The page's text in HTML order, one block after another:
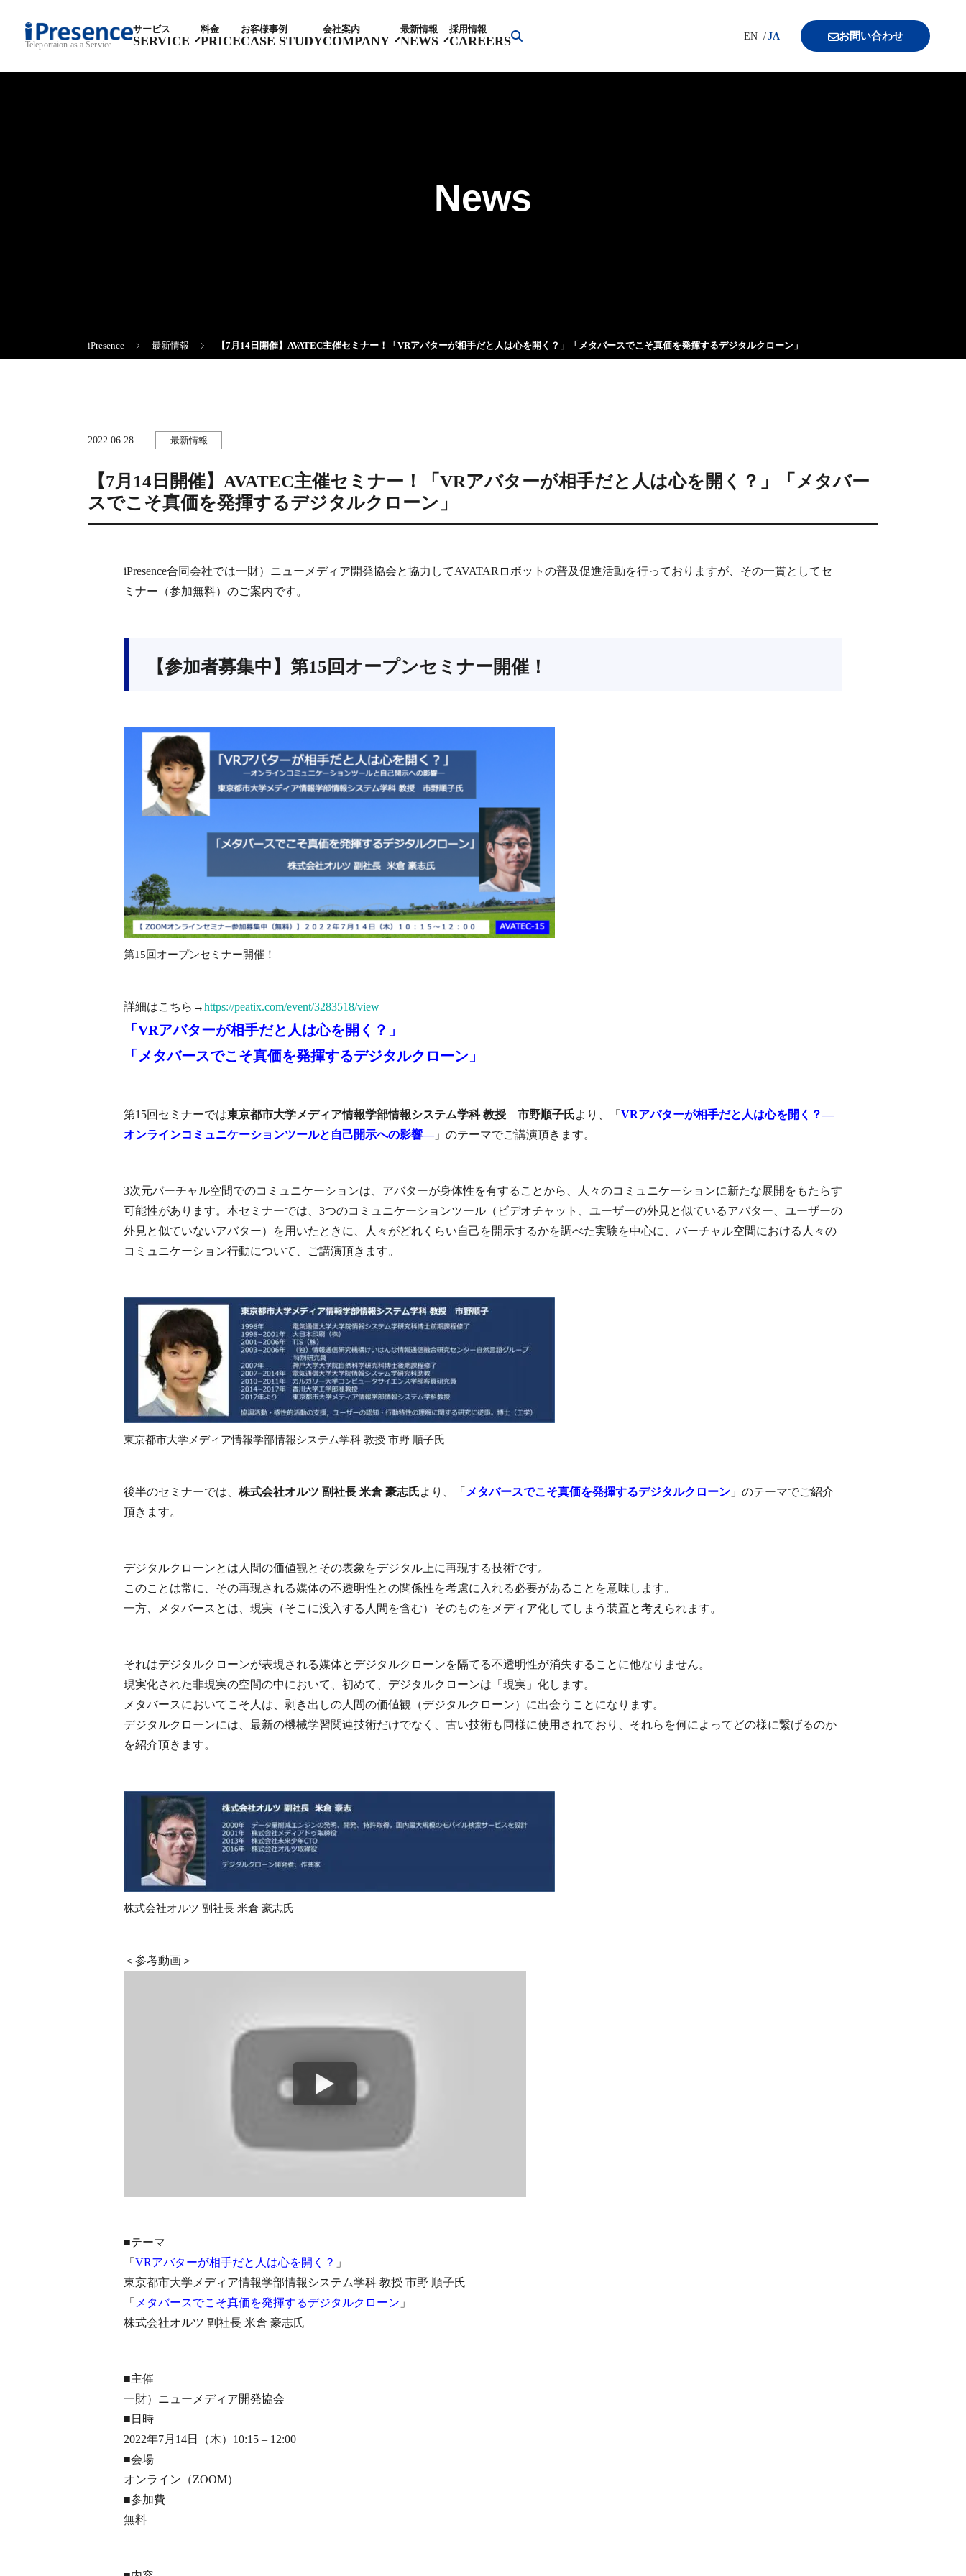
Teleportaion as a Service
サービス
SERVICE
料金
PRICE
お客様事例
CASE STUDY
会社案内
COMPANY
最新情報
NEWS
採用情報
CAREERS EN JA お問い合わせ
News
iPresence 最新情報 【7月14日開催】AVATEC主催セミナー！「VRアバターが相手だと人は心を開く？」「メタバースでこそ真価を発揮するデジタルクローン」
2022.06.28 最新情報
【7月14日開催】AVATEC主催セミナー！「VRアバターが相手だと人は心を開く？」「メタバー
スでこそ真価を発揮するデジタルクローン」
iPresence合同会社では一財）ニューメディア開発協会と協力してAVATARロボットの普及促進活動を行っておりますが、その一貫としてセ
ミナー（参加無料）のご案内です。
【参加者募集中】第15回オープンセミナー開催！
第15回オープンセミナー開催！
詳細はこちら→https://peatix.com/event/3283518/view
「VRアバターが相手だと人は心を開く？」
「メタバースでこそ真価を発揮するデジタルクローン」
第15回セミナーでは東京都市大学メディア情報学部情報システム学科 教授 市野順子氏より、「 VRアバターが相手だと人は心を開く？―
オンラインコミュニケーションツールと自己開示への影響―」のテーマでご講演頂きます。
3次元バーチャル空間でのコミュニケーションは、アバターが身体性を有することから、人々のコミュニケーションに新たな展開をもたらす
可能性があります。本セミナーでは、3つのコミュニケーションツール（ビデオチャット、ユーザーの外見と似ているアバター、ユーザーの
外見と似ていないアバター）を用いたときに、人々がどれくらい自己を開示するかを調べた実験を中心に、バーチャル空間における人々の
コミュニケーション行動について、ご講演頂きます。
東京都市大学メディア情報学部情報システム学科 教授 市野 順子氏
後半のセミナーでは、 株式会社オルツ 副社長 米倉 豪志氏より、「 メタバースでこそ真価を発揮するデジタルクローン 」のテーマでご紹介
頂きます。
デジタルクローンとは人間の価値観とその表象をデジタル上に再現する技術です。
このことは常に、その再現される媒体の不透明性との関係性を考慮に入れる必要があることを意味します。
一方、メタバースとは、現実（そこに没入する人間を含む）そのものをメディア化してしまう装置と考えられます。
それはデジタルクローンが表現される媒体とデジタルクローンを隔てる不透明性が消失することに他なりません。
現実化された非現実の空間の中において、初めて、デジタルクローンは「現実」化します。
メタバースにおいてこそ人は、剥き出しの人間の価値観（デジタルクローン）に出会うことになります。
デジタルクローンには、最新の機械学習関連技術だけでなく、古い技術も同様に使用されており、それらを何によってどの様に繋げるのか
を紹介頂きます。
株式会社オルツ 副社長 米倉 豪志氏
＜参考動画＞
■テーマ
「 VRアバターが相手だと人は心を開く？ 」
東京都市大学メディア情報学部情報システム学科 教授 市野 順子氏
「 メタバースでこそ真価を発揮するデジタルクローン 」
株式会社オルツ 副社長 米倉 豪志氏
■主催
一財）ニューメディア開発協会
■日時
2022年7月14日（木）10:15 – 12:00
■会場
オンライン（ZOOM）
■参加費
無料